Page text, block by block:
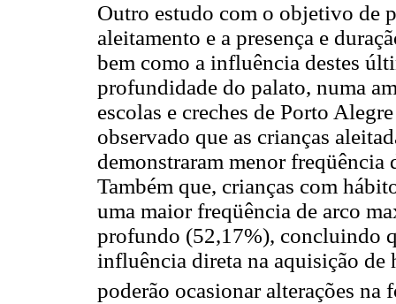
Outro estudo com o objetivo de
aleitamento e a presença e
bem como a influência destes
profundidade do palato, numa
escolas e creches de Porto
observado que as crianças
demonstraram menor
Também que, crianças com
uma maior freqüência de arco
profundo (52,17%), concluindo
influência direta na aquisição de
poderão ocasionar alterações